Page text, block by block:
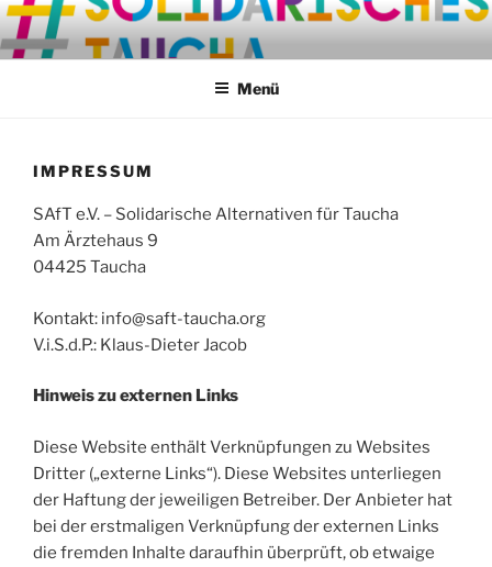
Zum
Inhalt
springen
Menü
IMPRESSUM
SAfT e.V. – Solidarische Alternativen für Taucha
Am Ärztehaus 9
04425 Taucha
Kontakt: info@saft-taucha.org
V.i.S.d.P.: Klaus-Dieter Jacob
Hinweis zu externen Links
Diese Website enthält Verknüpfungen zu Websites
Dritter („externe Links“). Diese Websites unterliegen
der Haftung der jeweiligen Betreiber. Der Anbieter hat
bei der erstmaligen Verknüpfung der externen Links
die fremden Inhalte daraufhin überprüft, ob etwaige